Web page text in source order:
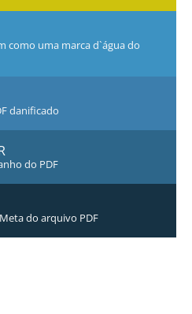
como uma marca d`água do
danificado
do PDF
do arquivo PDF